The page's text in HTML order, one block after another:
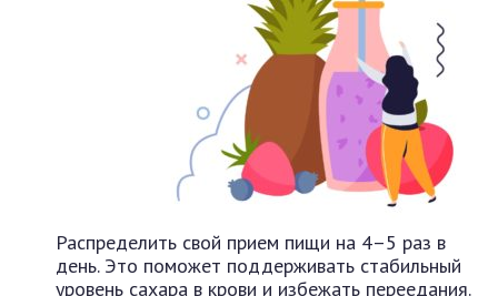
Распределить свой прием пищи на 4–5 раз в
день. Это поможет поддерживать стабильный
уровень сахара в крови и избежать переедания.